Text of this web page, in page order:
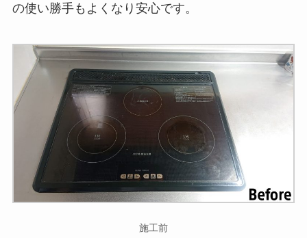
の使い勝手もよくなり安心です。
施工前